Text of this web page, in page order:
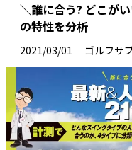
＼誰に合う? どこが
の特性を分析
2021/03/01 ゴルフサ